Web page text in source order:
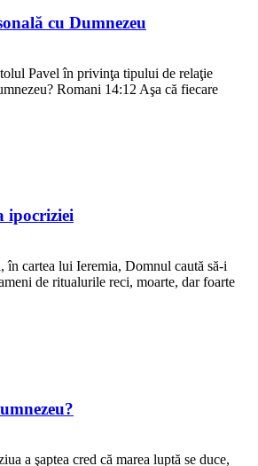
cu Dumnezeu
Pavel în privinţa tipului de relaţie
Romani 14:12 Aşa că fiecare
ipocriziei
în cartea lui Ieremia, Domnul caută să-i
de ritualurile reci, moarte, dar foarte
a şaptea cred că marea luptă se duce,